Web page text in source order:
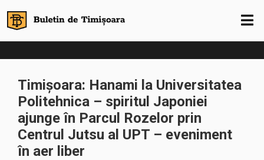
Timișoara: Hanami la Universitatea
Politehnica – spiritul Japoniei
ajunge în Parcul Rozelor prin
Centrul Jutsu al UPT – eveniment
în aer liber